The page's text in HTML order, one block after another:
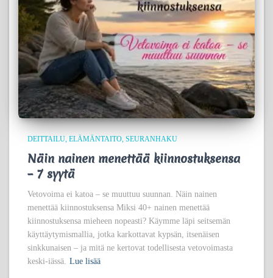
DEITTAILU ELÄMÄNTAITO SEURANHAKU
Näin nainen menettää kiinnostuksensa
– 7 syytä
Vetovoima ei katoa – se muuttuu suunnan. Näin nainen
menettää kiinnostuksensa Miksi 40+ nainen menettää
kiinnostuksensa mieheen nopeasti? Käymme läpi seitsemän
käyttäytymismallia, jotka karkottavat kypsän, itsenäisen
sinkkunaisen – ja mitä ne kertovat todellisesta vetovoimasta
keski-iässä.
Lue lisää